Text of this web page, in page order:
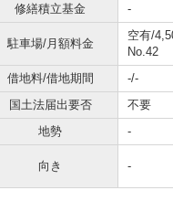
修繕積立基金 -
駐車場/月額料金
空有/
No.42
借地料/借地期間
-/-
国土法届出要否
不要
地勢 -
向き -